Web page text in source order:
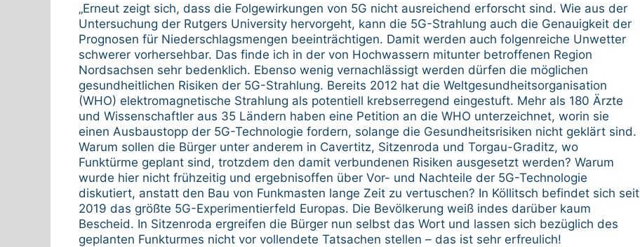
„Erneut zeigt sich, dass die Folgewirkungen von 5G nicht ausreichend erforscht sind. Wie aus der
Untersuchung der Rutgers University hervorgeht, kann die 5G-Strahlung auch die Genauigkeit der
Prognosen für Niederschlagsmengen beeinträchtigen. Damit werden auch folgenreiche Unwetter
schwerer vorhersehbar. Das finde ich in der von Hochwassern mitunter betroffenen Region
Nordsachsen sehr bedenklich. Ebenso wenig vernachlässigt werden dürfen die möglichen
gesundheitlichen Risiken der 5G-Strahlung. Bereits 2012 hat die Weltgesundheitsorganisation
(WHO) elektromagnetische Strahlung als potentiell krebserregend eingestuft. Mehr als 180 Ärzte
und Wissenschaftler aus 35 Ländern haben eine Petition an die WHO unterzeichnet, worin sie
einen Ausbaustopp der 5G-Technologie fordern, solange die Gesundheitsrisiken nicht geklärt sind.
Warum sollen die Bürger unter anderem in Cavertitz, Sitzenroda und Torgau-Graditz, wo
Funktürme geplant sind, trotzdem den damit verbundenen Risiken ausgesetzt werden? Warum
wurde hier nicht frühzeitig und ergebnisoffen über Vor- und Nachteile der 5G-Technologie
diskutiert, anstatt den Bau von Funkmasten lange Zeit zu vertuschen? In Köllitsch befindet sich seit
2019 das größte 5G-Experimentierfeld Europas. Die Bevölkerung weiß indes darüber kaum
Bescheid. In Sitzenroda ergreifen die Bürger nun selbst das Wort und lassen sich bezüglich des
geplanten Funkturmes nicht vor vollendete Tatsachen stellen – das ist sehr erfreulich!